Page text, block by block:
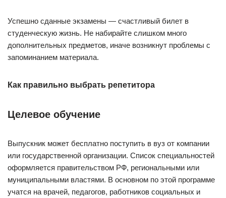
Успешно сданные экзамены — счастливый билет в
студенческую жизнь. Не набирайте слишком много
дополнительных предметов, иначе возникнут проблемы с
запоминанием материала.
Как правильно выбрать репетитора
Целевое обучение
Выпускник может бесплатно поступить в вуз от компании
или государственной организации. Список специальностей
оформляется правительством РФ, региональными или
муниципальными властями. В основном по этой программе
учатся на врачей, педагогов, работников социальных и